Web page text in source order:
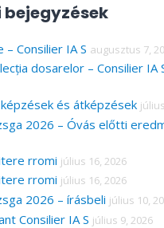
Consilier IA S augusztus 7,
dosarelor – Consilier IA
és átképzések
2026 – Óvás előtti
rromi július 16, 2026
rromi július 16, 2026
2026 – írásbeli július 10,
Consilier IA S július 9, 2026